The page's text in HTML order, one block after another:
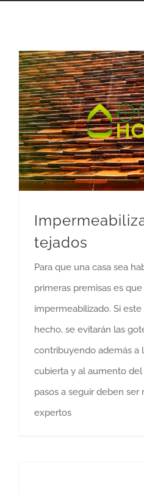
tejados
Para que una casa sea
primeras premisas es
impermeabilizado. Si
hecho, se evitarán las
contribuyendo además a
cubierta y al aumento
pasos a seguir deben ser
expertos